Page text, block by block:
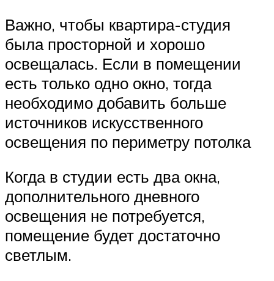
Важно, чтобы квартира-студия
была просторной и хорошо
освещалась. Если в помещении
есть только одно окно, тогда
необходимо добавить больше
источников искусственного
освещения по периметру потолка
Когда в студии есть два окна,
дополнительного дневного
освещения не потребуется,
помещение будет достаточно
светлым.